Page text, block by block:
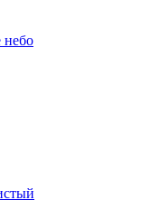
небо